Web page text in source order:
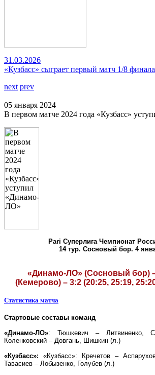
31.03.2026
«Кузбасс» сыграет первый матч 1/8
next prev
05 января 2024
В первом матче 2024 года «Кузбасс»
Pari Суперлига Чемпионат
14 тур. Сосновый бор. 4
«Динамо-ЛО» (Сосновый бор)
(Кемерово) – 3:2 (20:25, 25:19,
Статистика матча
Стартовые составы команд
«Динамо-ЛО»: Тюшкевич – Литвиненко,
Коленковский – Довгань, Шишкин (л.)
«Кузбасс»: «Кузбасс»: Кречетов –
Тавасиев – Лобызенко, Голубев (л.)